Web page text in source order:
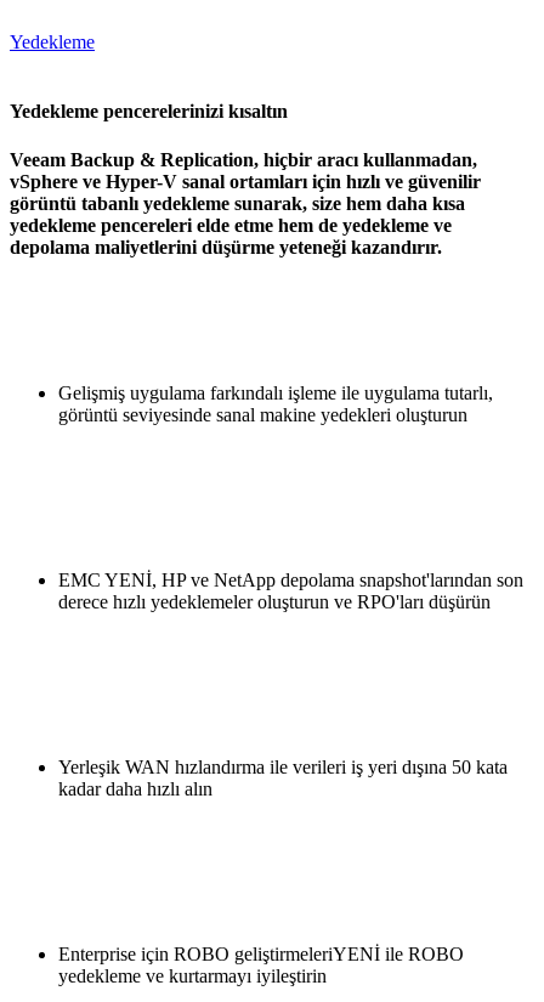
Yedekleme
Yedekleme pencerelerinizi kısaltın
Veeam Backup & Replication, hiçbir aracı kullanmadan,
vSphere ve Hyper-V sanal ortamları için hızlı ve güvenilir
görüntü tabanlı yedekleme sunarak, size hem daha kısa
yedekleme pencereleri elde etme hem de yedekleme ve
depolama maliyetlerini düşürme yeteneği kazandırır.
Gelişmiş uygulama farkındalı işleme ile uygulama tutarlı,
görüntü seviyesinde sanal makine yedekleri oluşturun
EMC YENİ, HP ve NetApp depolama snapshot'larından son
derece hızlı yedeklemeler oluşturun ve RPO'ları düşürün
Yerleşik WAN hızlandırma ile verileri iş yeri dışına 50 kata
kadar daha hızlı alın
Enterprise için ROBO geliştirmeleriYENİ ile ROBO
yedekleme ve kurtarmayı iyileştirin